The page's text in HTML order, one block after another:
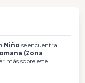
Niño se encuentra
(Zona
más sobre este